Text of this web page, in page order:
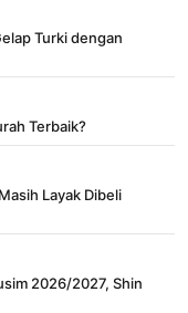
Turki dengan
Terbaik?
Layak Dibeli
2026/2027, Shin